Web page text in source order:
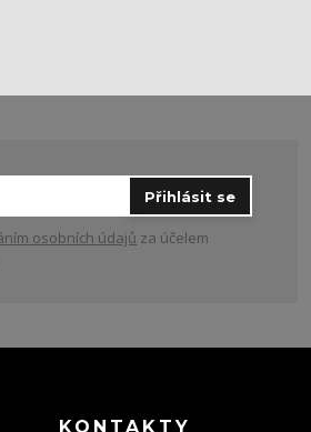
Přihlásit se
osobních údajů za účelem
KONTAKTY